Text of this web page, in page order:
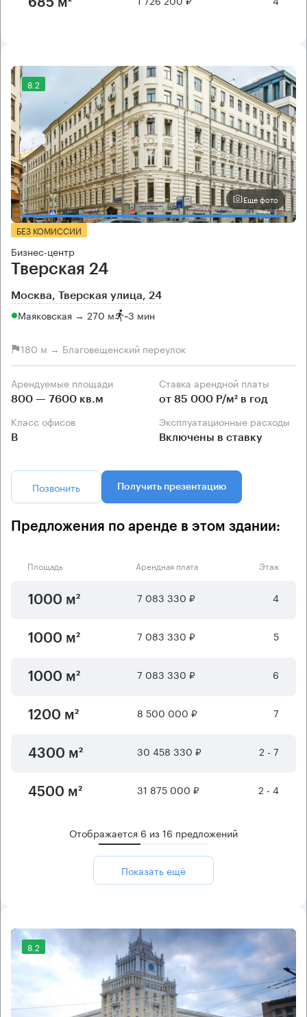
685 м²
8.2
Еще фото
БЕЗ КОМИССИИ
Бизнес-центр
Тверская 24
Москва, Тверская улица, 24
Маяковская → 270 м ~3 мин
180 м → Благовещенский переулок
Арендуемые площади
800 — 7600 кв.м
Ставка арендной платы
от 85 000 Р/м² в год
Класс офисов
B
Эксплуатационные расходы
Включены в ставку
Позвонить Получить презентацию
Предложения по аренде в этом здании:
Площадь Арендная плата Этаж
1000 м² 7 083 330 ₽ 4
1000 м² 7 083 330 ₽ 5
1000 м² 7 083 330 ₽ 6
1200 м² 8 500 000 ₽ 7
4300 м² 30 458 330 ₽ 2 - 7
4500 м² 31 875 000 ₽ 2 - 4
Отображается 6 из16 предложений
Показать ещё
8.2